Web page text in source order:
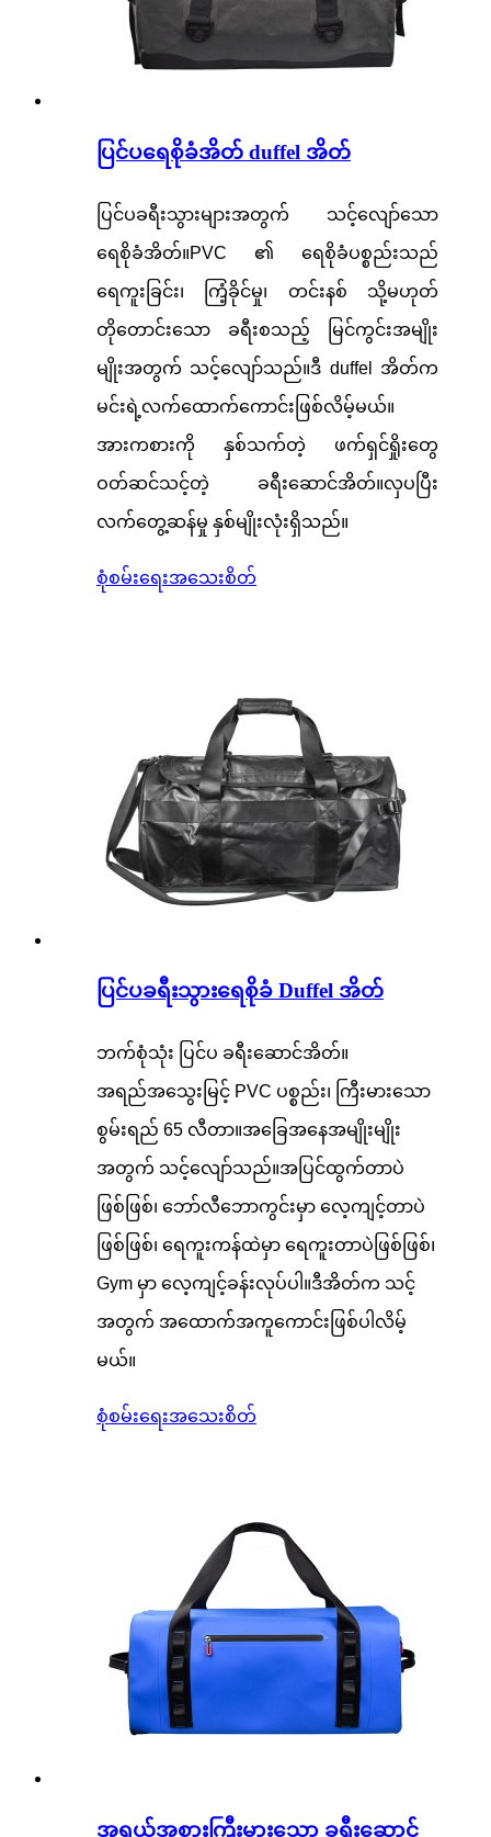
ပြင်ပရေစိုခံအိတ် duffel အိတ်
ပြင်ပခရီးသွားများအတွက် သင့်လျော်သော
ရေစိုခံအိတ်။PVC ၏ ရေစိုခံပစ္စည်းသည်
ရေကူးခြင်း၊ ကြံ့ခိုင်မှု၊ တင်းနစ် သို့မဟုတ်
တိုတောင်းသော ခရီးစသည့် မြင်ကွင်းအမျိုး
မျိုးအတွက် သင့်လျော်သည်။ဒီ duffel အိတ်က
မင်းရဲ့လက်ထောက်ကောင်းဖြစ်လိမ့်မယ်။
အားကစားကို နှစ်သက်တဲ့ ဖက်ရှင်ရှိုးတွေ
ဝတ်ဆင်သင့်တဲ့ ခရီးဆောင်အိတ်။လှပပြီး
လက်တွေ့ဆန်မှု နှစ်မျိုးလုံးရှိသည်။
စုံစမ်းရေးအသေးစိတ်
ပြင်ပခရီးသွားရေစိုခံ Duffel အိတ်
ဘက်စုံသုံး ပြင်ပ ခရီးဆောင်အိတ်။
အရည်အသွေးမြင့် PVC ပစ္စည်း၊ ကြီးမားသော
စွမ်းရည် 65 လီတာ။အခြေအနေအမျိုးမျိုး
အတွက် သင့်လျော်သည်။အပြင်ထွက်တာပဲ
ဖြစ်ဖြစ်၊ ဘော်လီဘောကွင်းမှာ လေ့ကျင့်တာပဲ
ဖြစ်ဖြစ်၊ ရေကူးကန်ထဲမှာ ရေကူးတာပဲဖြစ်ဖြစ်၊
Gym မှာ လေ့ကျင့်ခန်းလုပ်ပါ။ဒီအိတ်က သင့်
အတွက် အထောက်အကူကောင်းဖြစ်ပါလိမ့်
မယ်။
စုံစမ်းရေးအသေးစိတ်
အရွယ်အစားကြီးမားသော ခရီးဆောင်